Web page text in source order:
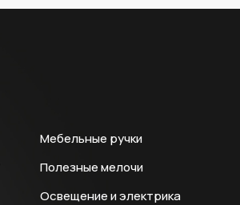
Мебельные ручки
Полезные мелочи
Освещение и электрика